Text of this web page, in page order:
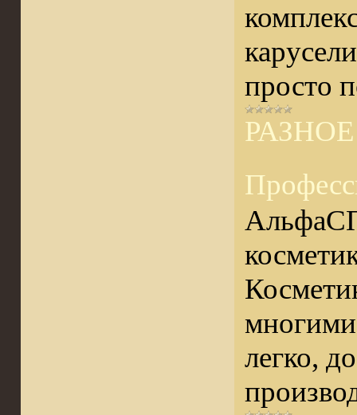
просто
РАЗНОЕ
легко,